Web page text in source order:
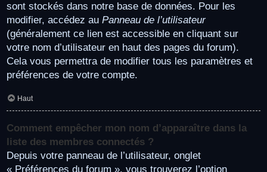
sont stockés dans notre base de données. Pour les
modifier, accédez au Panneau de l’utilisateur
(généralement ce lien est accessible en cliquant sur
votre nom d’utilisateur en haut des pages du forum).
Cela vous permettra de modifier tous les paramètres et
préférences de votre compte.
Haut
Comment empêcher mon nom d’apparaître dans la
liste des membres connectés ?
Depuis votre panneau de l’utilisateur, onglet
« Préférences du forum », vous trouverez l’option